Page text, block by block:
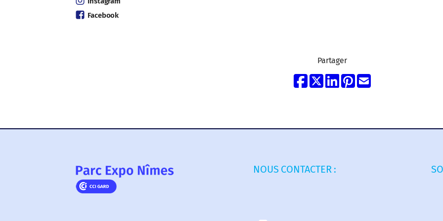
Facebook
Partager
NOUS CONTACTER :